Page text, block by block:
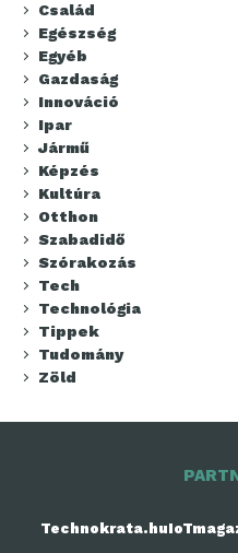
Család
Egészség
Egyéb
Gazdaság
Innováció
Ipar
Jármű
Képzés
Kultúra
Otthon
Szabadidő
Szórakozás
Tech
Technológia
Tippek
Tudomány
Zöld
Technokrata.hu